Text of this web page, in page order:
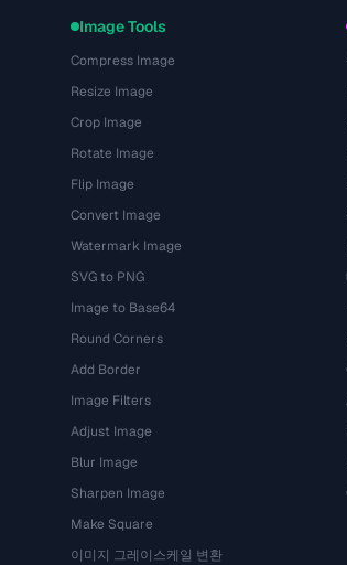
Image Tools
Compress Image
Resize Image
Crop Image
Rotate Image
Flip Image
Convert Image
Watermark Image
SVG to PNG
Image to Base64
Round Corners
Add Border
Image Filters
Adjust Image
Blur Image
Sharpen Image
Make Square
이미지 그레이스케일 변환